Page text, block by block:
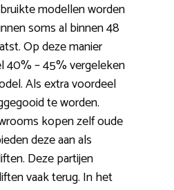
modellen worden
soms al binnen 48
Op deze manier
40% – 45% vergeleken
Als extra voordeel
te worden.
kopen zelf oude
deze aan als
Deze partijen
vaak terug. In het